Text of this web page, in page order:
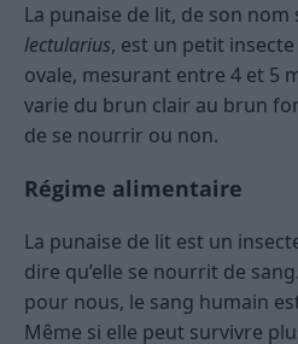
La punaise de lit, de son
lectularius, est un petit
ovale, mesurant entre 4 et 5
varie du brun clair au brun
de se nourrir ou non.
Régime alimentaire
La punaise de lit est un
dire qu’elle se nourrit de
pour nous, le sang humain
Même si elle peut survivre